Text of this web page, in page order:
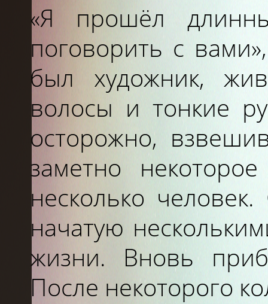
«Я прошёл
поговорить с
был художник,
волосы и тонкие
осторожно,
заметно
несколько
начатую
жизни. Вновь
После некоторого